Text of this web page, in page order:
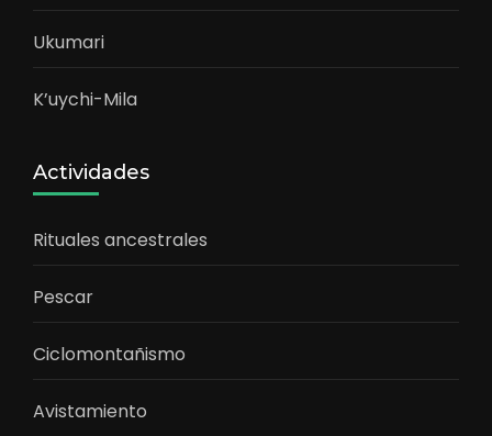
Ukumari
K’uychi-Mila
Actividades
Rituales ancestrales
Pescar
Ciclomontañismo
Avistamiento